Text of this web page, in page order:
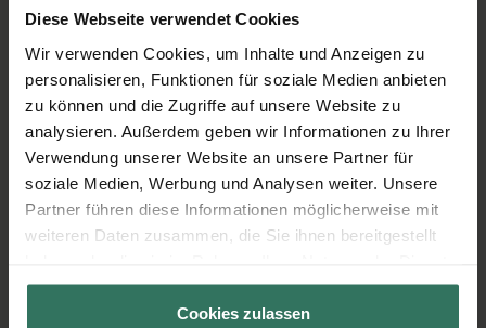
Diese Webseite verwendet Cookies
Wir verwenden Cookies, um Inhalte und Anzeigen zu
personalisieren, Funktionen für soziale Medien anbieten
zu können und die Zugriffe auf unsere Website zu
analysieren. Außerdem geben wir Informationen zu Ihrer
Verwendung unserer Website an unsere Partner für
soziale Medien, Werbung und Analysen weiter. Unsere
Partner führen diese Informationen möglicherweise mit
weiteren Daten zusammen, die Sie ihnen bereitgestellt
gesammelt haben.
Cookies zulassen
Formalitäten
stilvolle Trauerfeierlichkeiten jeglicher
Konfessionen
persönliche Begleitung & Trauerredner Frank
Oberüber
Trauermusik aller Art
exzellente Trauerfloristik
Gestaltung von Traueranzeigen & Drucksachen